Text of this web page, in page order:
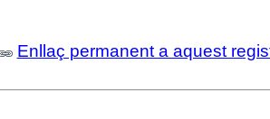
Enllaç permanent a aquest